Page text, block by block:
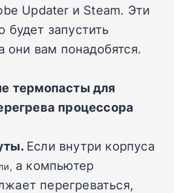
Updater и Steam. Эти
запустить
они вам понадобятся.
термопасты для
процессора
Если внутри корпуса
, а компьютер
перегреваться,